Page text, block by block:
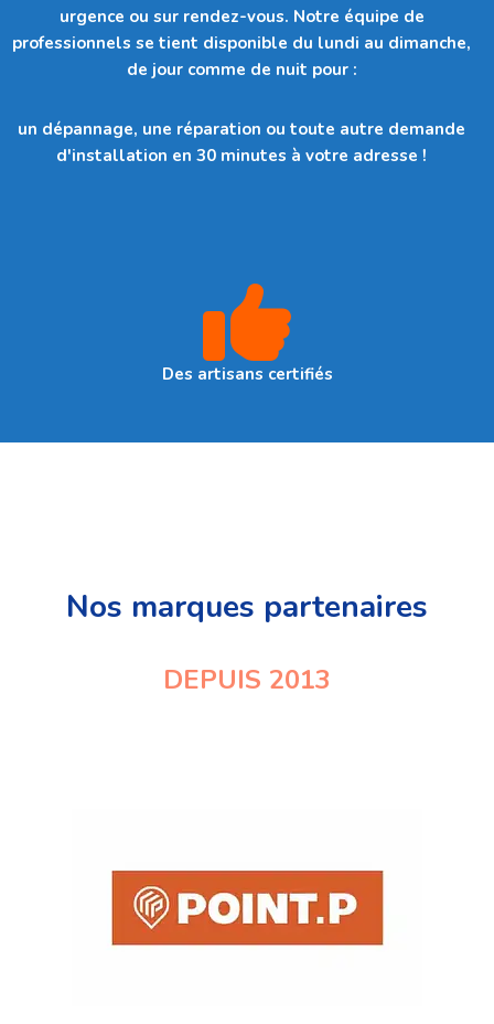
urgence ou sur rendez-vous. Notre équipe de
professionnels se tient disponible du lundi au dimanche,
de jour comme de nuit pour :
un dépannage, une réparation ou toute autre demande
d'installation en 30 minutes à votre adresse !
Des artisans certifiés
Nos marques partenaires
DEPUIS 2013